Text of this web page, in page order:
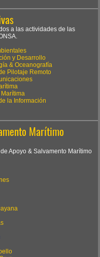
a las actividades de las
y Desarrollo
& Oceanografía
Pilotaje Remoto
la Información
Marítimo
Apoyo & Salvamento Marítimo